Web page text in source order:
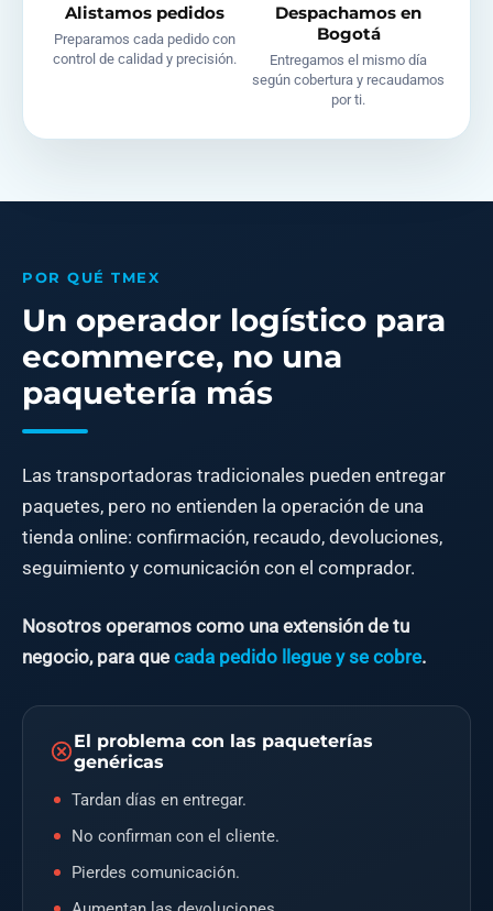
Alistamos pedidos
Preparamos cada pedido con
control de calidad y precisión.
Despachamos en
Bogotá
Entregamos el mismo día
según cobertura y recaudamos
por ti.
POR QUÉ TMEX
Un operador logístico para
ecommerce, no una
paquetería más
Las transportadoras tradicionales pueden entregar
paquetes, pero no entienden la operación de una
tienda online: confirmación, recaudo, devoluciones,
seguimiento y comunicación con el comprador.
Nosotros operamos como una extensión de tu
negocio, para que cada pedido llegue y se cobre.
El problema con las paqueterías
genéricas
Tardan días en entregar.
No confirman con el cliente.
Pierdes comunicación.